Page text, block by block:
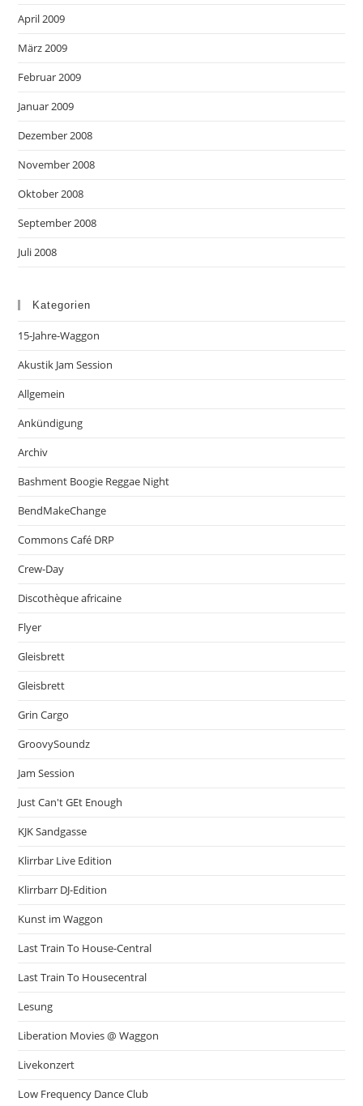
April 2009
März 2009
Februar 2009
Januar 2009
Dezember 2008
November 2008
Oktober 2008
September 2008
Juli 2008
Kategorien
15-Jahre-Waggon
Akustik Jam Session
Allgemein
Ankündigung
Archiv
Bashment Boogie Reggae Night
BendMakeChange
Commons Café DRP
Crew-Day
Discothèque africaine
Flyer
Gleisbrett
Gleisbrett
Grin Cargo
GroovySoundz
Jam Session
Just Can't GEt Enough
KJK Sandgasse
Klirrbar Live Edition
Klirrbarr DJ-Edition
Kunst im Waggon
Last Train To House-Central
Last Train To Housecentral
Lesung
Liberation Movies @ Waggon
Livekonzert
Low Frequency Dance Club